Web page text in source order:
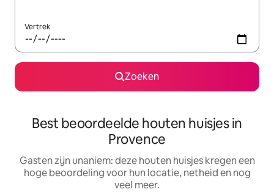
Vertrek
Zoeken
Best beoordeelde houten huisjes in
Provence
Gasten zijn unaniem: deze houten huisjes kregen een
hoge beoordeling voor hun locatie, netheid en nog
veel meer.